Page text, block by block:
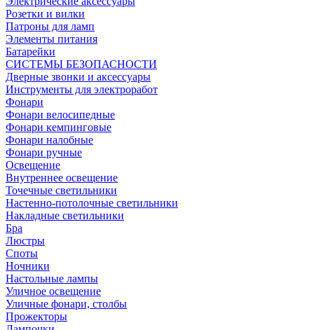
Розетки и вилки
Патроны для ламп
Элементы питания
Батарейки
СИСТЕМЫ БЕЗОПАСНОСТИ
Дверные звонки и аксессуары
Инструменты для электроработ
Фонари
Фонари велосипедные
Фонари кемпинговые
Фонари налобные
Фонари ручные
Освещение
Внутреннее освещение
Точечные светильники
Настенно-потолочные светильники
Накладные светильники
Бра
Люстры
Споты
Ночники
Настольные лампы
Уличное освещение
Уличные фонари, столбы
Прожекторы